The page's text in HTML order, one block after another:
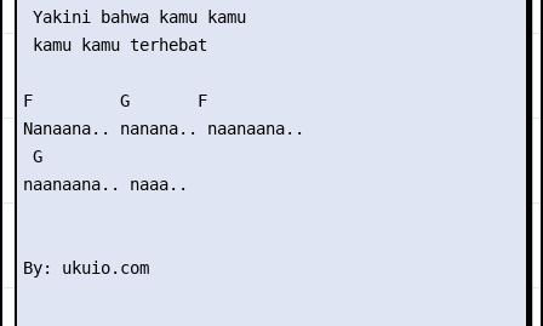
Yakini bahwa kamu kamu
kamu kamu terhebat
F         G       F
Nanaana.. nanana.. naanaana..
G
naanaana.. naaa..